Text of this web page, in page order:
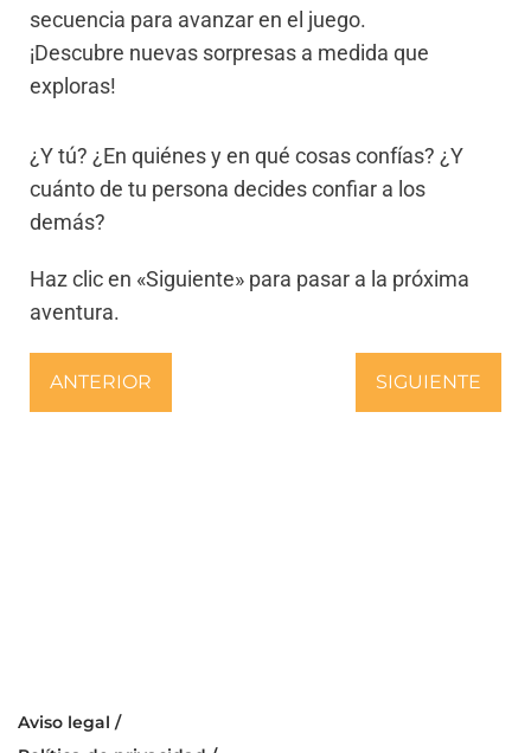
secuencia para avanzar en el juego.
¡Descubre nuevas sorpresas a medida que
exploras!
¿Y tú? ¿En quiénes y en qué cosas confías? ¿Y
cuánto de tu persona decides confiar a los
demás?
Haz clic en «Siguiente» para pasar a la próxima
aventura.
ANTERIOR SIGUIENTE
Aviso legal /